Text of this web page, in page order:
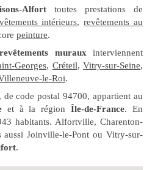
Alfort toutes prestations de
intérieurs,revêtements au
peinture.
revêtements murauxinterviennent
Georges, Créteil, Vitry-sur-Seine,
le-Roi.
de code postal 94700, appartient au
et à la régionÎle-de-France. En
habitants. Alfortville, Charenton-
aussi Joinville-le-Pont ou Vitry-sur-
.